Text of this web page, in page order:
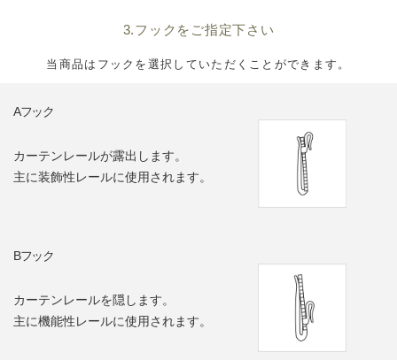
3.フックをご指定下さい
当商品はフックを選択していただくことができます。
Aフック
カーテンレールが露出します。
主に装飾性レールに使用されます。
Bフック
カーテンレールを隠します。
主に機能性レールに使用されます。